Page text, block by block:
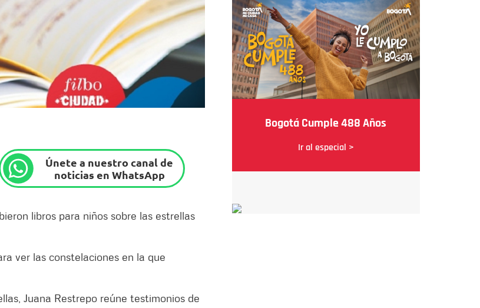
Únete a nuestro canal de
noticias en WhatsApp
libros para niños sobre las estrellas
ver las constelaciones en la que
Juana Restrepo reúne testimonios de
Bogotá Cumple 488 Años
Ir al especial >